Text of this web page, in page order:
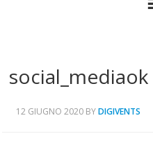
social_mediaok
12 GIUGNO 2020 BYDIGIVENTS